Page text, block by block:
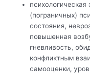
психологическая
(пограничных)
состояния,
повышенная
гневливость,
конфликтным
самооценки,